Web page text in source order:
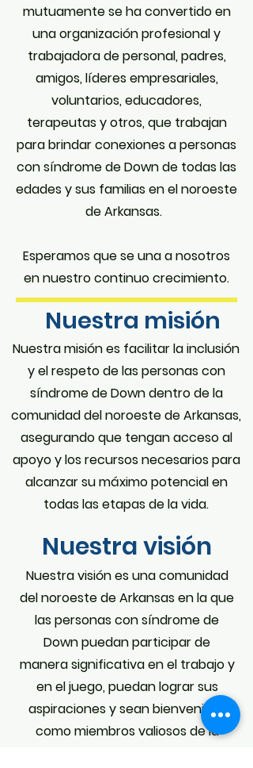
mutuamente se ha convertido en
una organización profesional y
trabajadora de personal, padres,
amigos, líderes empresariales,
voluntarios, educadores,
terapeutas y otros, que trabajan
para brindar conexiones a personas
con síndrome de Down de todas las
edades y sus familias en el noroeste
de Arkansas.
Esperamos que se una a nosotros
en nuestro continuo crecimiento.
Nuestra misión
Nuestra misión es facilitar la inclusión
y el respeto de las personas con
síndrome de Down dentro de la
comunidad del noroeste de Arkansas,
asegurando que tengan acceso al
apoyo y los recursos necesarios para
alcanzar su máximo potencial en
todas las etapas de la vida.
Nuestra visión
Nuestra visión es una comunidad
del noroeste de Arkansas en la que
las personas con síndrome de
Down puedan participar de
manera significativa en el trabajo y
en el juego, puedan lograr sus
aspiraciones y sean bienvenidos
como miembros valiosos de la